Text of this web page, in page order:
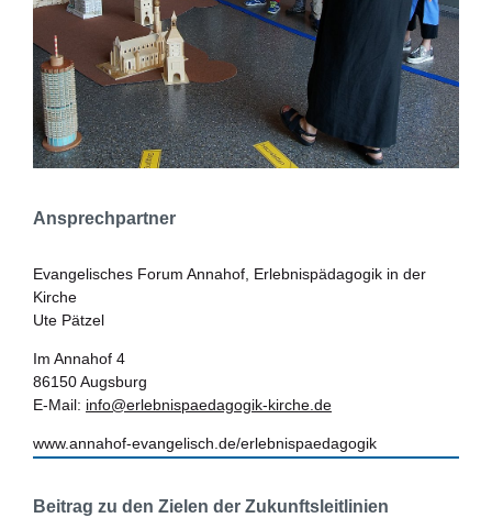
Ansprechpartner
Evangelisches Forum Annahof, Erlebnispädagogik in der
Kirche
Ute Pätzel
Im Annahof 4
86150 Augsburg
E-Mail: info@erlebnispaedagogik-kirche.de
www.annahof-evangelisch.de/erlebnispaedagogik
Beitrag zu den Zielen der Zukunftsleitlinien